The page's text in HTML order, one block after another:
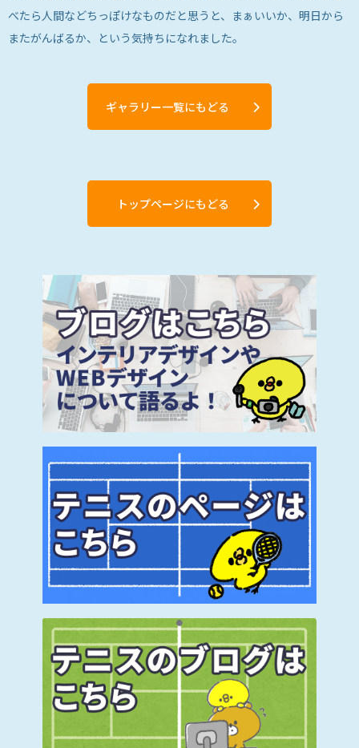
べたら人間などちっぽけなものだと思うと、まぁいいか、明日から
またがんばるか、という気持ちになれました。
ギャラリー一覧にもどる
トップページにもどる